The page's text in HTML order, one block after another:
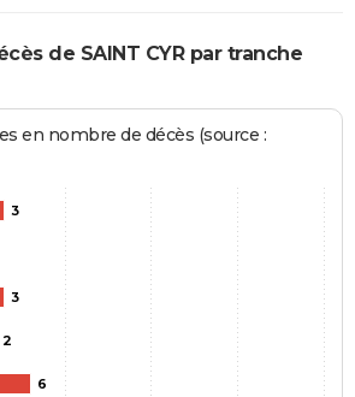
de SAINT CYR par tranche
en nombre de décès (source :
3
3
2
6